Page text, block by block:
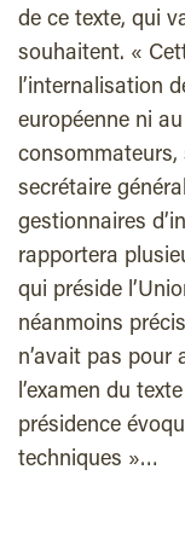
de ce texte, qui
souhaitent. «
l’internalisation
européenne ni
consommateurs,
secrétaire
gestionnaires
rapportera
qui préside
néanmoins
n’avait pas pour
l’examen du
présidence
techniques »…